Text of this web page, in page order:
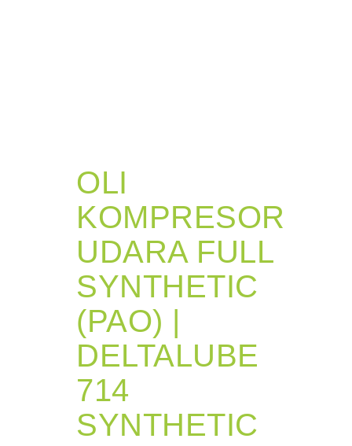
OLI
KOMPRESOR
UDARA FULL
SYNTHETIC
(PAO) |
DELTALUBE
714
SYNTHETIC